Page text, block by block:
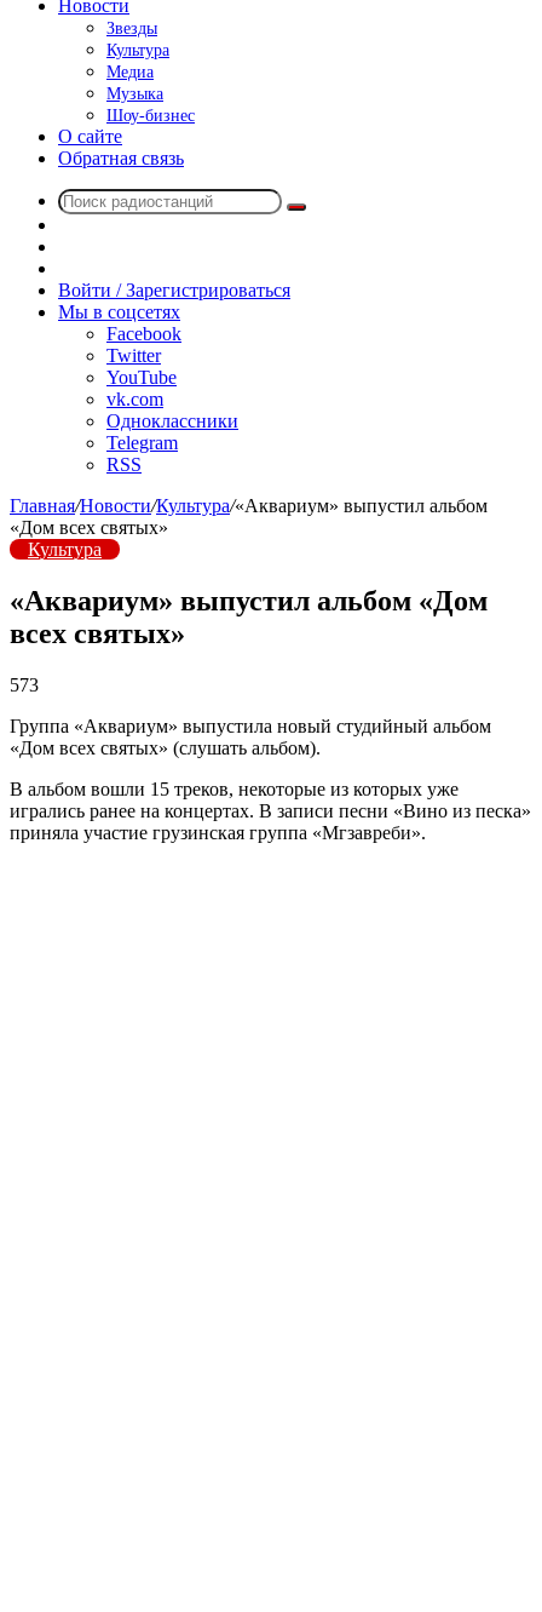
Новости
Звезды
Культура
Медиа
Музыка
Шоу-бизнес
О сайте
Обратная связь
Поиск
радио
Войти / Зарегистрироваться
Мы в соцсетях
Facebook
Twitter
YouTube
vk.com
Одноклассники
Telegram
RSS
Главная/Новости/Культура/«Аквариум» выпустил альбом
«Дом всех святых»
Культура
«Аквариум» выпустил альбом «Дом
всех святых»
573
Группа «Аквариум» выпустила новый студийный альбом
«Дом всех святых» (слушать альбом).
В альбом вошли 15 треков, некоторые из которых уже
игрались ранее на концертах. В записи песни «Вино из песка»
приняла участие грузинская группа «Мгзавреби».